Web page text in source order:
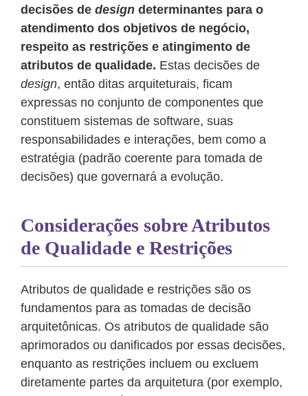
decisões de design determinantes para o
atendimento dos objetivos de negócio,
respeito as restrições e atingimento de
atributos de qualidade. Estas decisões de
design, então ditas arquiteturais, ficam
expressas no conjunto de componentes que
constituem sistemas de software, suas
responsabilidades e interações, bem como a
estratégia (padrão coerente para tomada de
decisões) que governará a evolução.
Considerações sobre Atributos
de Qualidade e Restrições
Atributos de qualidade e restrições são os
fundamentos para as tomadas de decisão
arquitetônicas. Os atributos de qualidade são
aprimorados ou danificados por essas decisões,
enquanto as restrições incluem ou excluem
diretamente partes da arquitetura (por exemplo,